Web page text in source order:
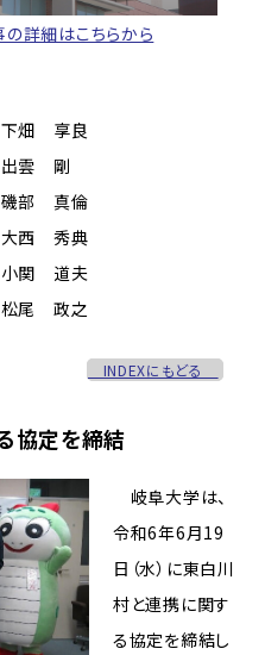
の詳細はこちらから
享良
雲 剛
真倫
秀典
道夫
政之
INDEXにもどる
協定を締結
岐阜大学は、
令和6年6月19
日（水）に東白川
村と連携に関す
る協定を締結し